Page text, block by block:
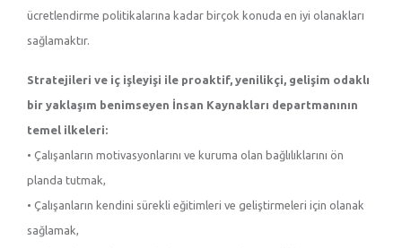
ücretlendirme politikalarına kadar birçok konuda en iyi olanakları
sağlamaktır.
Stratejileri ve iç işleyişi ile proaktif, yenilikçi, gelişim odaklı
bir yaklaşım benimseyen İnsan Kaynakları departmanının
temel ilkeleri:
• Çalışanların motivasyonlarını ve kuruma olan bağlılıklarını ön
planda tutmak,
• Çalışanların kendini sürekli eğitimleri ve geliştirmeleri için olanak
sağlamak,